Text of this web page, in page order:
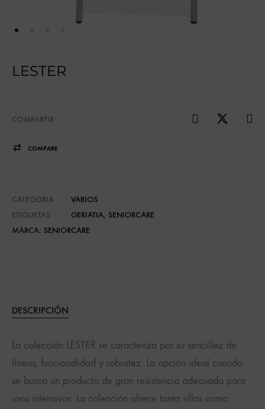
LESTER
COMPARTIR
COMPARE
CATEGORIA
VARIOS
ETIQUETAS
GERIATIA, SENIORCARE
MARCA: SENIORCARE
DESCRIPCIÓN
La colección LESTER se caracteriza por su sencillez de
líneas, funcionalidad y robustez. La opción ideal cuando
se busca un producto de gran resistencia adecuado para
usos intensivos. La colección ofrece tanto sillas como